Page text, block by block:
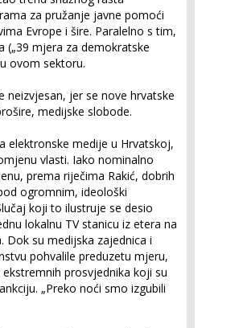
za pružanje javne pomoći
Evrope i šire. Paralelno s tim,
mjera za demokratske
ovom sektoru.
jer se nove hrvatske
medijske slobode.
elektronske medije u Hrvatskoj,
vlasti. Iako nominalno
prema riječima Rakić, dobrih
ogromnim, ideološki
koji to ilustruje se desio
lokalnu TV stanicu iz etera na
su medijska zajednica i
pohvalile preduzetu mjeru,
prosvjednika koji su
„Preko noći smo izgubili